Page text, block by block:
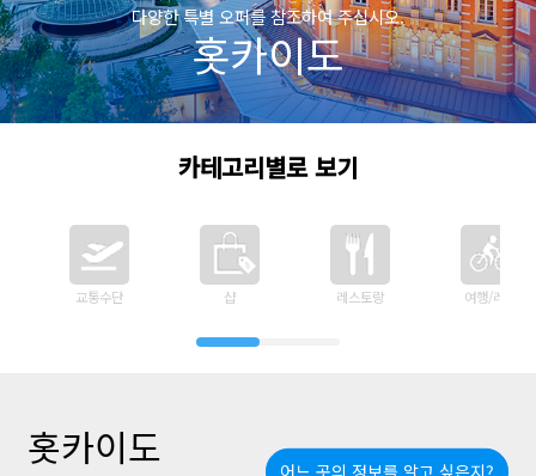
다양한 특별 오퍼를 참조하여 주십시오.
홋카이도
카테고리별로 보기
교통수단 샵 레스토랑 여행/레저
홋카이도